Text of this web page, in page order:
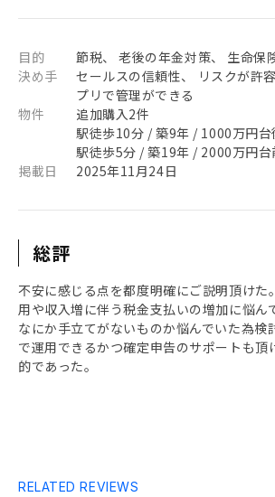
目的
節税、 老後の年金対策、 生命保
決め手
セールスの信頼性、 リスクが許
プリで管理ができる
物件
追加購入2件
駅徒歩10分 / 築9年 / 1000万円台
駅徒歩5分 / 築19年 / 2000万円台
掲載日
2025年11月24日
総評
不安に感じる点を都度明確にご説明頂けた
用や収入増に伴う税金支払いの増加に悩ん
なにか手立てがないものか悩んでいた為検
で運用できるかつ確定申告のサポートも頂
的であった。
RELATED REVIEWS